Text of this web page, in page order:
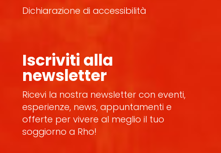
Dichiarazione di accessibilità
Iscriviti alla
newsletter
Ricevi la nostra newsletter con eventi,
esperienze, news, appuntamenti e
offerte per vivere al meglio il tuo
soggiorno a Rho!